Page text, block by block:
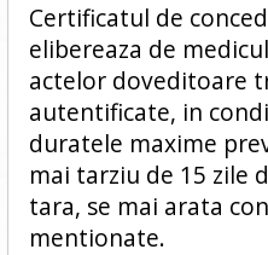
Certificatul de
elibereaza de
actelor doveditoare
autentificate, in
duratele maxime
mai tarziu de 15 zile
tara, se mai arata
mentionate.